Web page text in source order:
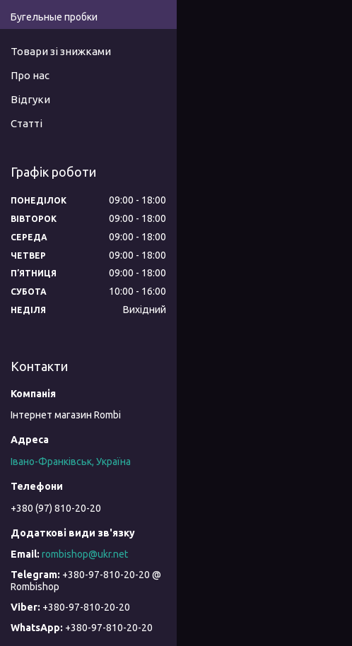
Бугельные пробки
Товари зі знижками
Про нас
Відгуки
Статті
Графік роботи
ПОНЕДІЛОК 09:00 18:00
ВІВТОРОК 09:00 18:00
СЕРЕДА 09:00 18:00
ЧЕТВЕР 09:00 18:00
ПʼЯТНИЦЯ 09:00 18:00
СУБОТА 10:00 16:00
НЕДІЛЯ Вихідний
Контакти
Інтернет магазин Rombi
Івано-Франківськ, Україна
+380 (97) 810-20-20
rombishop@ukr.net
+380-97-810-20-20 @
Rombishop
+380-97-810-20-20
+380-97-810-20-20